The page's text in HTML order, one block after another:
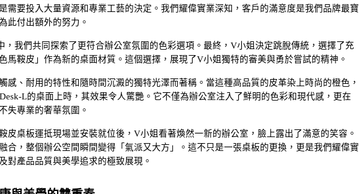
需要投入大量資源和專業工藝的決定。我們耀偉實業深知，客戶的滿意度是我們品牌最寶
此付出額外的努力。
，我們共同探索了更符合辦公室氛圍的色彩選項。最終，V小姐決定跳脫傳統，選擇了充
馬鞍皮」作為新的桌面材質。這個選擇，展現了V小姐獨特的審美與勇於嘗試的精神。
感、耐用的特性和隨時間沉澱的獨特光澤而著稱。當這種高品質的皮革染上時尚的橙色，
L的桌面上時，其效果令人驚艷。它不僅為辦公室注入了鮮明的色彩和現代感，更在
失專業的奢華氛圍。
皮桌板運抵現場並安裝就位後，V小姐看著煥然一新的辦公室，臉上露出了滿意的笑容。
合，整個辦公空間瞬間變得「氣派又大方」。這不只是一張桌板的更換，更是我們耀偉實
對產品品質與美學追求的極致展現。